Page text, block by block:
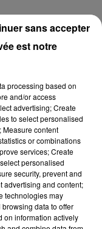
est notre
processing based on
and/or access
advertising; Create
to select personalised
Measure content
or combinations
services; Create
personalised
security, prevent and
advertising and content;
technologies may
data to offer
on information actively
sans accepter